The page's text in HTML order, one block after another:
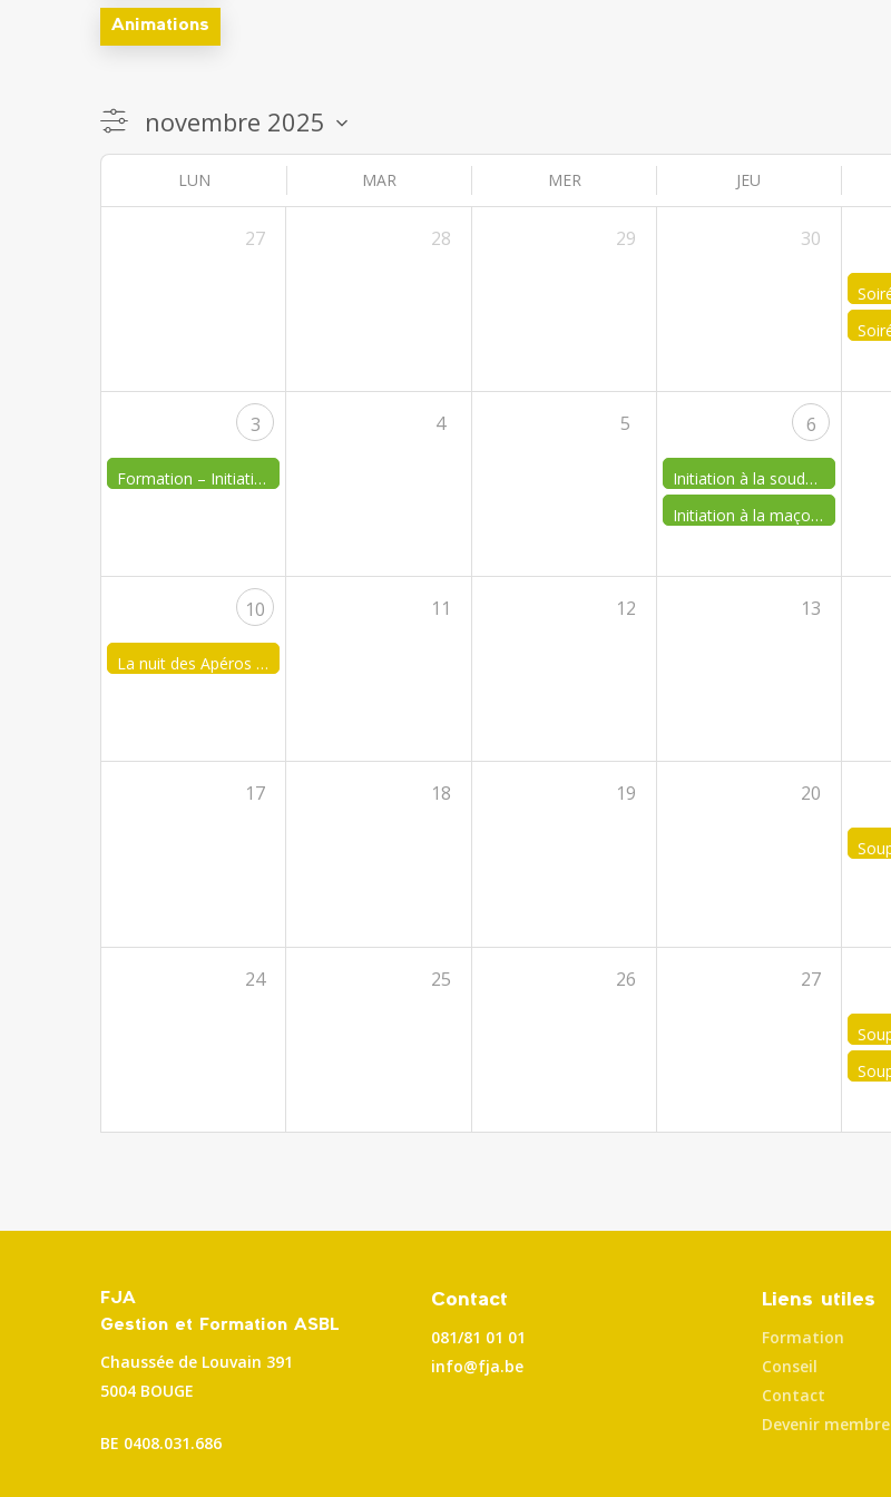
Animations
LUN MAR MER JEU
27 28 29 30
3
Formation – Initiation à l’élevage caprin
4 5 6
Initiation à la soudure
Initiation à la maçonnerie
10
La nuit des Apéros by FJA Tournai 1
11 12 13
17 18 19 20
24 25 26 27
FJA
Gestion et Formation ASBL
Chaussée de Louvain 391
5004 BOUGE
BE 0408.031.686
Contact
081/81 01 01
info@fja.be
Liens utiles
Formation
Conseil
Contact
Devenir membre